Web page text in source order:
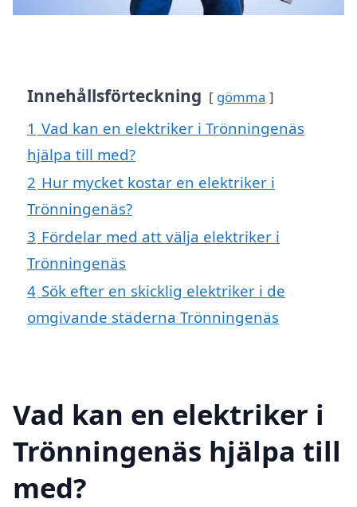
Innehållsförteckning gömma
1 Vad kan en elektriker i Trönningenäs
hjälpa till med?
2 Hur mycket kostar en elektriker i
Trönningenäs?
3 Fördelar med att välja elektriker i
Trönningenäs
4 Sök efter en skicklig elektriker i de
omgivande städerna Trönningenäs
Vad kan en elektriker i
Trönningenäs hjälpa till
med?